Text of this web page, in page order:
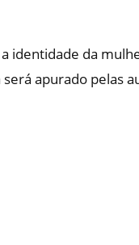
identidade da
apurado pelas